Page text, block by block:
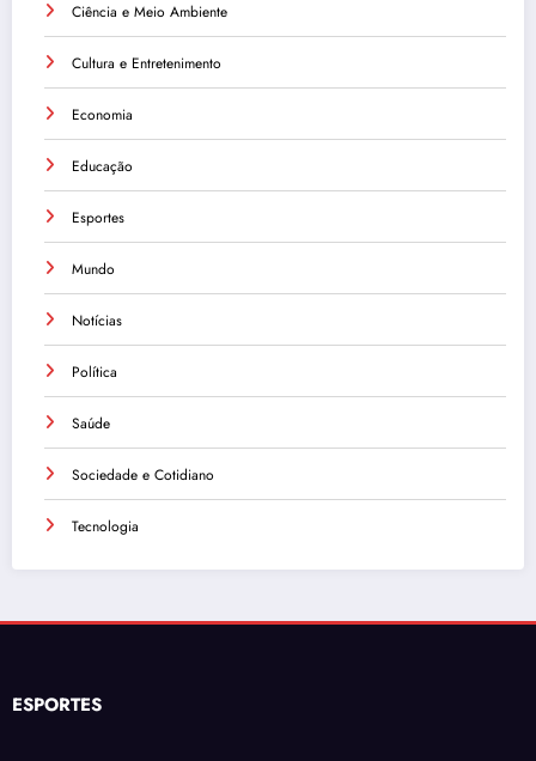
Ciência e Meio Ambiente
Cultura e Entretenimento
Economia
Educação
Esportes
Mundo
Notícias
Política
Saúde
Sociedade e Cotidiano
Tecnologia
ESPORTES